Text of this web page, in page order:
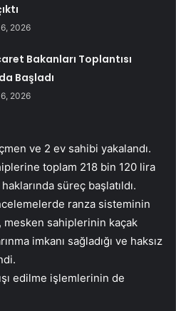
2026
Bakanları Toplantısı
Başladı
2026
ve 2 ev sahibi yakalandı.
toplam 218 bin 120 lira
süreç başlatıldı.
ranza sisteminin
sahiplerinin kaçak
imkanı sağladığı ve haksız
edilme işlemlerinin de